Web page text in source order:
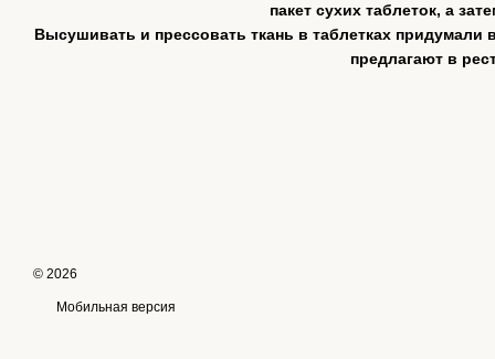
пакет сухих таблеток, а
Высушивать и прессовать ткань в таблетках придумали
предлагают в
© 2026
Мобильная версия